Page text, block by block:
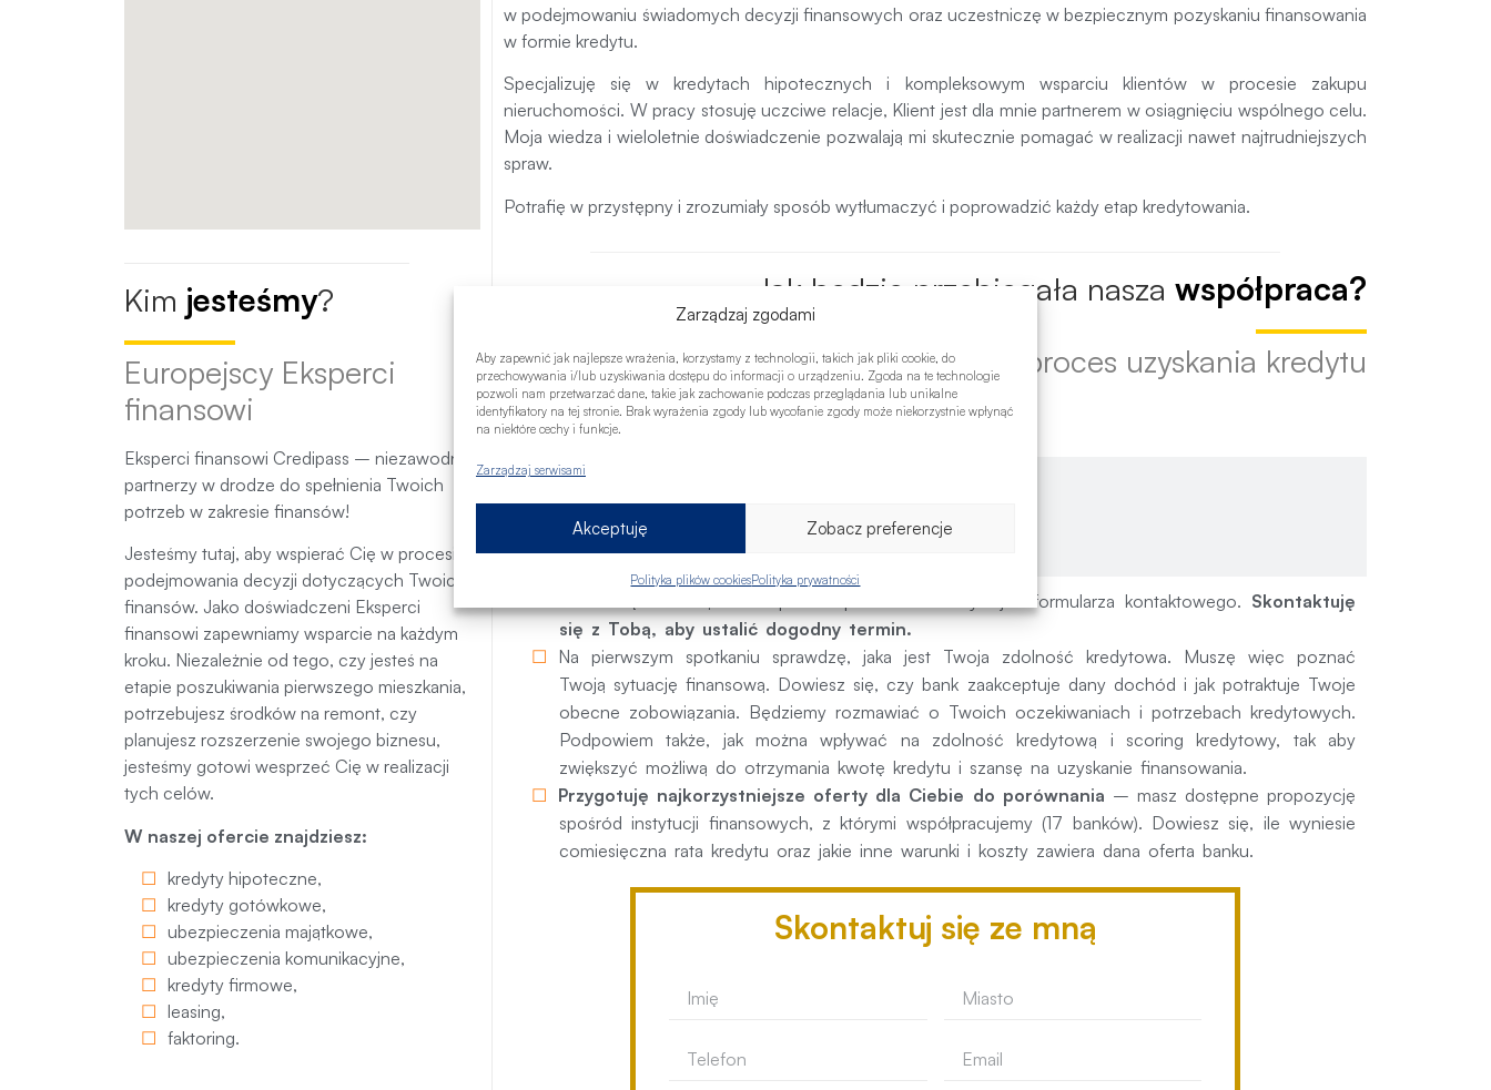
Zarządzaj zgodami
Aby zapewnić jak najlepsze wrażenia, korzystamy z technologii, takich jak pliki cookie, do
przechowywania i/lub uzyskiwania dostępu do informacji o urządzeniu. Zgoda na te technologie
pozwoli nam przetwarzać dane, takie jak zachowanie podczas przeglądania lub unikalne
identyfikatory na tej stronie. Brak wyrażenia zgody lub wycofanie zgody może niekorzystnie wpłynąć
na niektóre cechy i funkcje.
Zarządzaj serwisami
Akceptuję Zobacz preferencje
Polityka plików cookiesPolityka prywatności
Kim jesteśmy?
Europejscy Eksperci
finansowi
Eksperci finansowi Credipass – niezawodni
partnerzy w drodze do spełnienia Twoich
potrzeb w zakresie finansów!
Jesteśmy tutaj, aby wspierać Cię w procesie
podejmowania decyzji dotyczących Twoich
finansów. Jako doświadczeni Eksperci
finansowi zapewniamy wsparcie na każdym
kroku. Niezależnie od tego, czy jesteś na
etapie poszukiwania pierwszego mieszkania,
potrzebujesz środków na remont, czy
planujesz rozszerzenie swojego biznesu,
jesteśmy gotowi wesprzeć Cię w realizacji
tych celów.
W naszej ofercie znajdziesz:
kredyty hipoteczne,
kredyty gotówkowe,
ubezpieczenia majątkowe,
ubezpieczenia komunikacyjne,
kredyty firmowe,
leasing,
faktoring.
w podejmowaniu świadomych decyzji finansowych oraz uczestniczę w bezpiecznym pozyskaniu finansowania
w formie kredytu.
Specjalizuję się w kredytach hipotecznych i kompleksowym wsparciu klientów w procesie zakupu
nieruchomości. W pracy stosuję uczciwe relacje, Klient jest dla mnie partnerem w osiągnięciu wspólnego celu.
Moja wiedza i wieloletnie doświadczenie pozwalają mi skutecznie pomagać w realizacji nawet najtrudniejszych
spraw.
Potrafię w przystępny i zrozumiały sposób wytłumaczyć i poprowadzić każdy etap kredytowania.
Jak będzie przebiegała nasza współpraca?
Sprawnie przejdziemy przez proces uzyskania kredytu
Umów się ze mną na bezpłatne spotkanie. Skorzystaj z formularza kontaktowego. Skontaktuję
się z Tobą, aby ustalić dogodny termin.
Na pierwszym spotkaniu sprawdzę, jaka jest Twoja zdolność kredytowa. Muszę więc poznać
Twoją sytuację finansową. Dowiesz się, czy bank zaakceptuje dany dochód i jak potraktuje Twoje
obecne zobowiązania. Będziemy rozmawiać o Twoich oczekiwaniach i potrzebach kredytowych.
Podpowiem także, jak można wpływać na zdolność kredytową i scoring kredytowy, tak aby
zwiększyć możliwą do otrzymania kwotę kredytu i szansę na uzyskanie finansowania.
Przygotuję najkorzystniejsze oferty dla Ciebie do porównania – masz dostępne propozycję
spośród instytucji finansowych, z którymi współpracujemy (17 banków). Dowiesz się, ile wyniesie
comiesięczna rata kredytu oraz jakie inne warunki i koszty zawiera dana oferta banku.
Skontaktuj się ze mną